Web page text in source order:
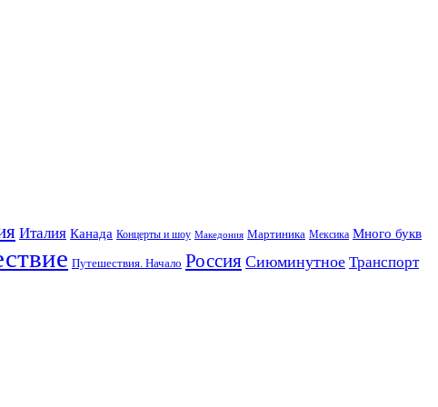
Италия Канада Концерты и шоу Македония Мартиника Мексика Много букв
Путешествия. Начало Россия Сиюминутное Транспорт